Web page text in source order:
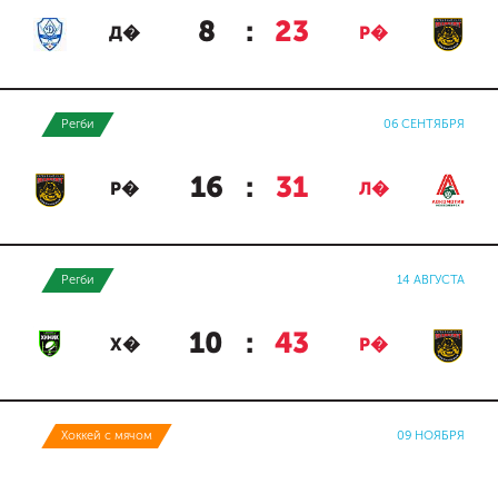
Д� 8 : 23 Р�
Регби 06 СЕНТЯБРЯ
Р� 16 : 31 Л�
Регби 14 АВГУСТА
Х� 10 : 43 Р�
Хоккей с мячом 09 НОЯБРЯ